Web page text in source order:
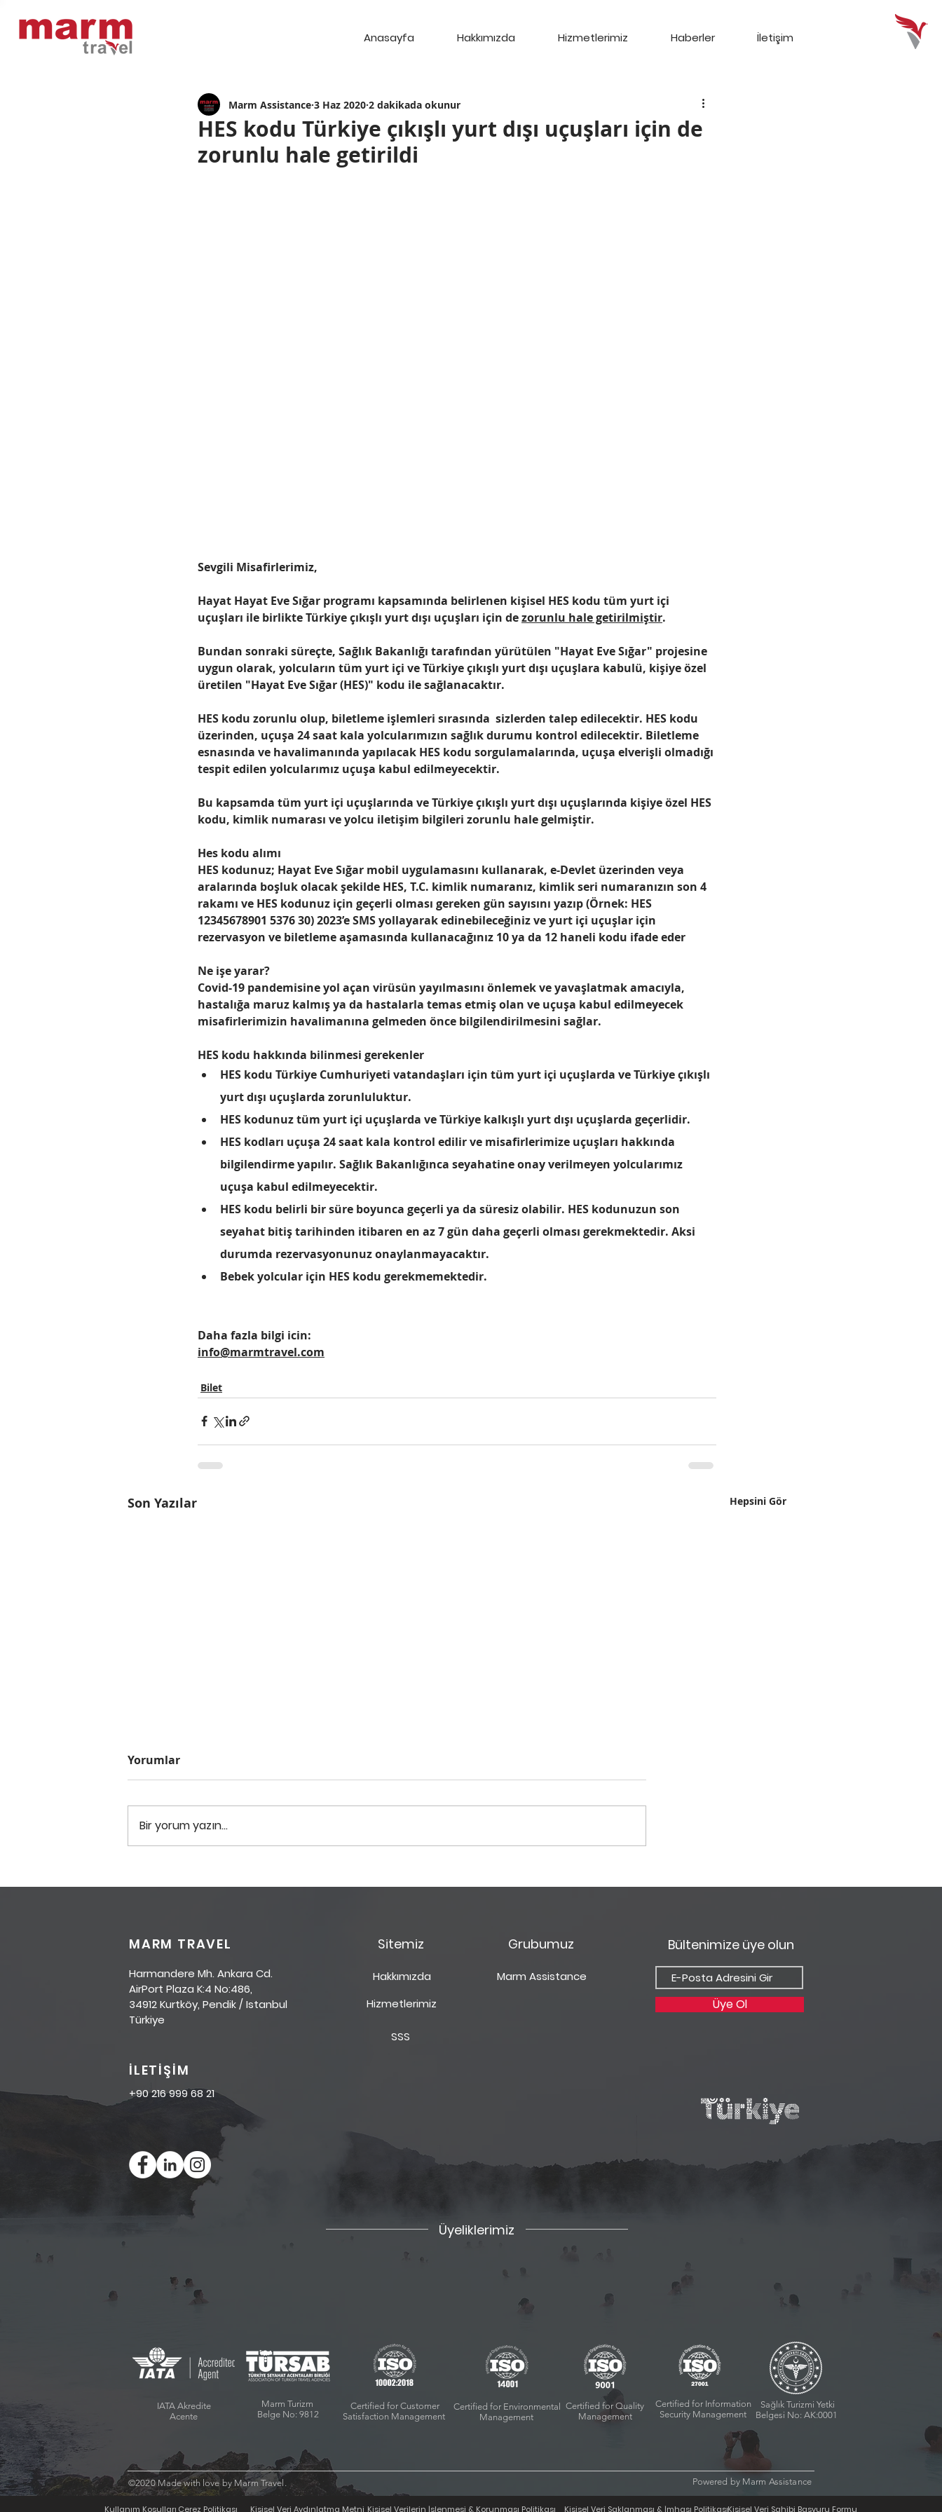
Anasayfa Hakkımızda Hizmetlerimiz Haberler İletişim
HES kodu Türkiye çıkışlı yurt dışı uçuşları için de
zorunlu hale getirildi
Marm Assistance 3 Haz 2020 2 dakikada okunur
Sevgili Misafirlerimiz,
Hayat Hayat Eve Sığar programı kapsamında belirlenen kişisel HES kodu tüm yurt içi
uçuşları ile birlikte Türkiye çıkışlı yurt dışı uçuşları için de zorunlu hale getirilmiştir.
Bundan sonraki süreçte, Sağlık Bakanlığı tarafından yürütülen "Hayat Eve Sığar" projesine
uygun olarak, yolcuların tüm yurt içi ve Türkiye çıkışlı yurt dışı uçuşlara kabulü, kişiye özel
üretilen "Hayat Eve Sığar (HES)" kodu ile sağlanacaktır.
HES kodu zorunlu olup, biletleme işlemleri sırasında  sizlerden talep edilecektir. HES kodu
üzerinden, uçuşa 24 saat kala yolcularımızın sağlık durumu kontrol edilecektir. Biletleme
esnasında ve havalimanında yapılacak HES kodu sorgulamalarında, uçuşa elverişli olmadığı
tespit edilen yolcularımız uçuşa kabul edilmeyecektir.
Bu kapsamda tüm yurt içi uçuşlarında ve Türkiye çıkışlı yurt dışı uçuşlarında kişiye özel HES
kodu, kimlik numarası ve yolcu iletişim bilgileri zorunlu hale gelmiştir.
Hes kodu alımı
HES kodunuz; Hayat Eve Sığar mobil uygulamasını kullanarak, e-Devlet üzerinden veya
aralarında boşluk olacak şekilde HES, T.C. kimlik numaranız, kimlik seri numaranızın son 4
rakamı ve HES kodunuz için geçerli olması gereken gün sayısını yazıp (Örnek: HES
12345678901 5376 30) 2023’e SMS yollayarak edinebileceğiniz ve yurt içi uçuşlar için
rezervasyon ve biletleme aşamasında kullanacağınız 10 ya da 12 haneli kodu ifade eder
Ne işe yarar?
Covid-19 pandemisine yol açan virüsün yayılmasını önlemek ve yavaşlatmak amacıyla,
hastalığa maruz kalmış ya da hastalarla temas etmiş olan ve uçuşa kabul edilmeyecek
misafirlerimizin havalimanına gelmeden önce bilgilendirilmesini sağlar.
HES kodu hakkında bilinmesi gerekenler
HES kodu Türkiye Cumhuriyeti vatandaşları için tüm yurt içi uçuşlarda ve Türkiye çıkışlı
yurt dışı uçuşlarda zorunluluktur.
HES kodunuz tüm yurt içi uçuşlarda ve Türkiye kalkışlı yurt dışı uçuşlarda geçerlidir.
HES kodları uçuşa 24 saat kala kontrol edilir ve misafirlerimize uçuşları hakkında
bilgilendirme yapılır. Sağlık Bakanlığınca seyahatine onay verilmeyen yolcularımız
uçuşa kabul edilmeyecektir.
HES kodu belirli bir süre boyunca geçerli ya da süresiz olabilir. HES kodunuzun son
seyahat bitiş tarihinden itibaren en az 7 gün daha geçerli olması gerekmektedir. Aksi
durumda rezervasyonunuz onaylanmayacaktır.
Bebek yolcular için HES kodu gerekmemektedir.
Daha fazla bilgi icin:
info@marmtravel.com
Bilet
Son Yazılar Hepsini Gör
indirimlerle konaklayın!
Uygulaması 15 MART 2021
Class'da Muhteşem
Yorumlar
Bir yorum yazın...
MARM TRAVEL
Harmandere Mh. Ankara Cd.
AirPort Plaza K:4 No:486,
34912 Kurtköy, Pendik / Istanbul
Türkiye
İLETİŞİM
+90 216 999 68 21
Sitemiz
Hakkımızda
Grubumuz
Marm Assistance
Hizmetlerimiz
SSS
Bültenimize üye olun
Üye Ol
Üyeliklerimiz
IATA Akredite
Acente
Marm Turizm
Belge No: 9812
Certified for Quality
Management
Certified for Customer
Satisfaction Management
Certified for Environmental
Management
Certified for Information
Security Management
Sağlık Turizmi Yetki
Belgesi No: AK:0001
©2020 Made with love by Marm Travel. Powered by Marm Assistance
Kullanım Koşulları Çerez Politikası Kişisel Veri Aydınlatma Metni Kişisel Verilerin İşlenmesi & Korunması Politikası Kişisel Veri Saklanması & İmhası PolitikasıKişisel Veri Sahibi Başvuru Formu